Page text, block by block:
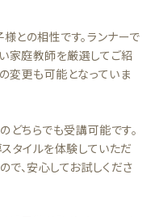
との相性です。ランナーで
家庭教師を厳選してご紹
変更も可能となっていま
どちらでも受講可能です。
タイルを体験していただ
、安心してお試しくださ